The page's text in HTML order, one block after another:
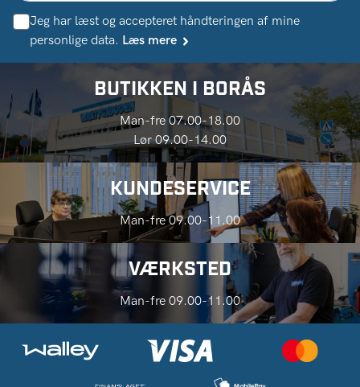
Jeg har læst og accepteret håndteringen af ​​mine
personlige data. Læs mere
BUTIKKEN I BORÅS
Man-fre 07.00-18.00
Lør 09.00-14.00
KUNDESERVICE
Man-fre 09.00-11.00
VÆRKSTED
Man-fre 09.00-11.00